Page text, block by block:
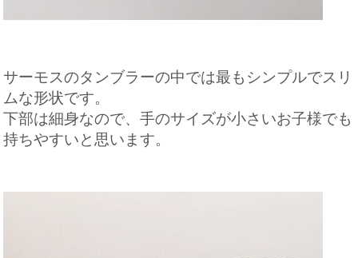
サーモスのタンブラーの中では最もシンプルでスリ
ムな形状です。
下部は細身なので、手のサイズが小さいお子様でも
持ちやすいと思います。